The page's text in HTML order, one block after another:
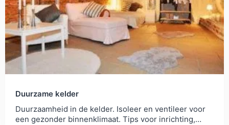
Duurzame kelder
Duurzaamheid in de kelder. Isoleer en ventileer voor
een gezonder binnenklimaat. Tips voor inrichting,